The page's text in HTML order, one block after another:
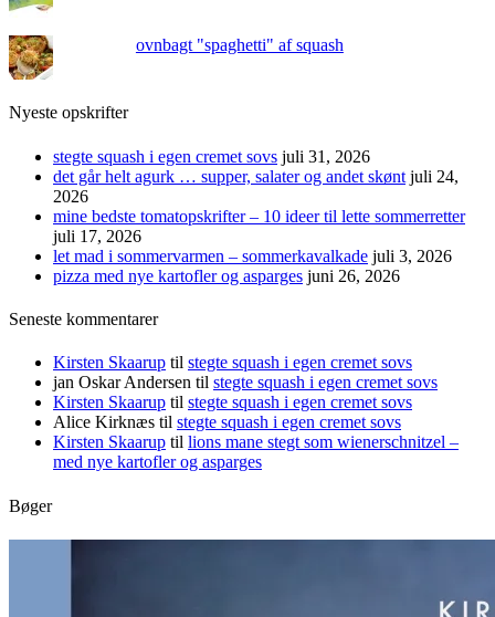
ovnbagt "spaghetti" af squash
Nyeste opskrifter
stegte squash i egen cremet sovs juli 31, 2026
det går helt agurk … supper, salater og andet skønt juli 24,
2026
mine bedste tomatopskrifter – 10 ideer til lette sommerretter
juli 17, 2026
let mad i sommervarmen – sommerkavalkade juli 3, 2026
pizza med nye kartofler og asparges juni 26, 2026
Seneste kommentarer
Kirsten Skaarup til stegte squash i egen cremet sovs
jan Oskar Andersen til stegte squash i egen cremet sovs
Kirsten Skaarup til stegte squash i egen cremet sovs
Alice Kirknæs til stegte squash i egen cremet sovs
Kirsten Skaarup til lions mane stegt som wienerschnitzel –
med nye kartofler og asparges
Bøger